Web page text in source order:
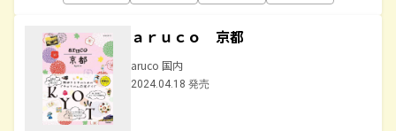
ａｒｕｃｏ 京都
aruco 国内
2024.04.18 発売